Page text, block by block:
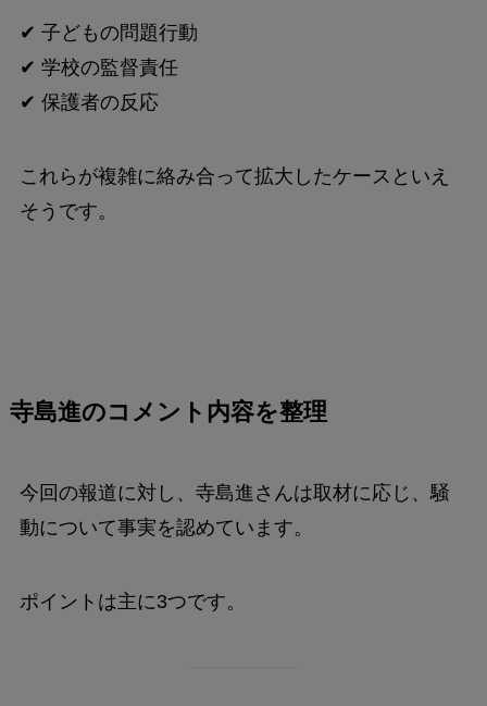
✔ 子どもの問題行動
✔ 学校の監督責任
✔ 保護者の反応
これらが複雑に絡み合って拡大したケースといえ
そうです。
寺島進のコメント内容を整理
今回の報道に対し、寺島進さんは取材に応じ、騒
動について事実を認めています。
ポイントは主に3つです。